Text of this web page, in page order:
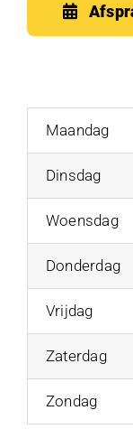
Maandag
Dinsdag
Woensdag
Donderdag
Vrijdag
Zaterdag
Zondag